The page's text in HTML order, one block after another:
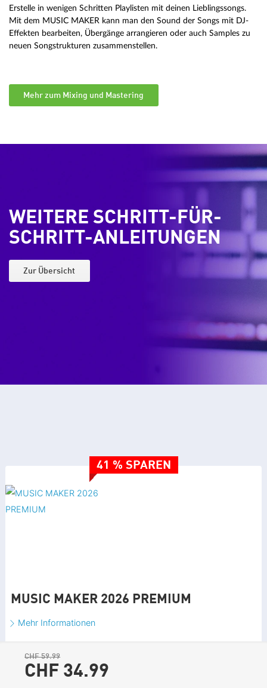
Erstelle in wenigen Schritten Playlisten mit deinen Lieblingssongs.
Mit dem MUSIC MAKER kann man den Sound der Songs mit DJ-
Effekten bearbeiten, Übergänge arrangieren oder auch Samples zu
neuen Songstrukturen zusammenstellen.
Mehr zum Mixing und Mastering
WEITERE SCHRITT-FÜR-
SCHRITT-ANLEITUNGEN
Zur Übersicht
41 % SPAREN
MUSIC MAKER 2026 PREMIUM
Mehr Informationen
CHF 59.99
CHF 34.99